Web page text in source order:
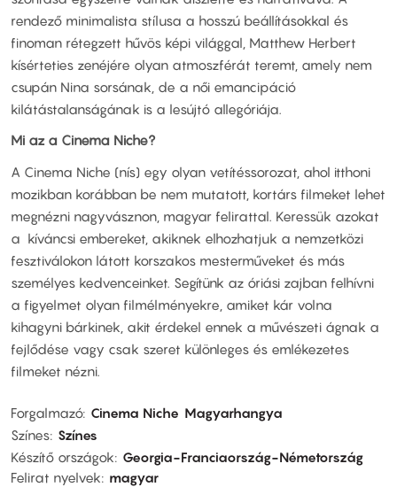
rendező minimalista stílusa a hosszú beállításokkal és
finoman rétegzett hűvös képi világgal, Matthew Herbert
kísérteties zenéjére olyan atmoszférát teremt, amely nem
csupán Nina sorsának, de a női emancipáció
kilátástalanságának is a lesújtó allegóriája.
Mi az a Cinema Niche?
A Cinema Niche (nís) egy olyan vetítéssorozat, ahol itthoni
mozikban korábban be nem mutatott, kortárs filmeket lehet
megnézni nagyvásznon, magyar felirattal. Keressük azokat
a kíváncsi embereket, akiknek elhozhatjuk a nemzetközi
fesztiválokon látott korszakos mesterműveket és más
személyes kedvenceinket. Segítünk az óriási zajban felhívni
a figyelmet olyan filmélményekre, amiket kár volna
kihagyni bárkinek, akit érdekel ennek a művészeti ágnak a
fejlődése vagy csak szeret különleges és emlékezetes
filmeket nézni.
Forgalmazó Cinema Niche Magyarhangya
Színes Színes
Készítő országok
Georgia-Franciaország-Németország
Felirat nyelvek
magyar